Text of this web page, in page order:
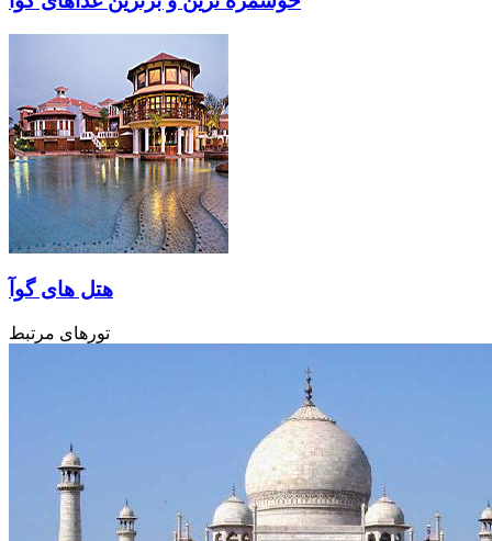
هتل های گوآ
تورهای مرتبط